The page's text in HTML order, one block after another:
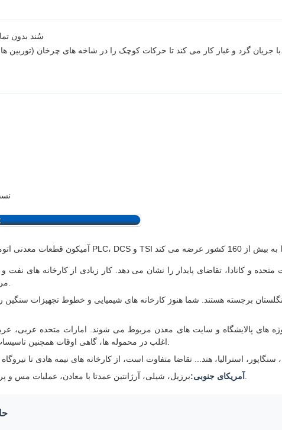
سُند بدون
متحده و کانادا، تقاضای پایدار را نشان می دهد. کار زیادی از کارخانه های نفت
برجسته هستند. شما هنوز کارخانه های شیمیایی و خطوط تجهیزات
های پالایشگاه و سایت های معدن مربوط می شوند. امارات متحده عربی،
آمریکای جنوبی: